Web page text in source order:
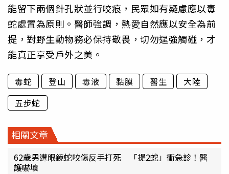
能留下兩個針孔狀並行咬痕，民眾如有疑慮應以毒
蛇處置為原則。醫師強調，熱愛自然應以安全為前
提，對野生動物務必保持敬畏，切勿逞強觸碰，才
能真正享受戶外之美。
毒蛇 登山 毒液 黏膜 醫生
大陸
五步蛇
相關文章
62歲男遭眼鏡蛇咬傷反手打死 「提2蛇」衝急診！醫
護嚇壞